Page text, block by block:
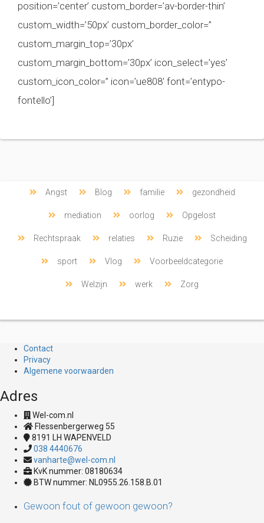
position=’center’ custom_border=’av-border-thin’
custom_width=’50px’ custom_border_color=”
custom_margin_top=’30px’
custom_margin_bottom=’30px’ icon_select=’yes’
custom_icon_color=” icon=’ue808′ font=’entypo-
fontello’]
Angst Blog familie gezondheid
mediation oorlog Opgelost
Rechtspraak relaties Ruzie Scheiding
sport Vlog Voorbeeldcategorie
Welzijn werk Zorg
Contact
Privacy
Algemene voorwaarden
Adres
Wel-com.nl
Flessenbergerweg 55
8191 LH WAPENVELD
038 4440676
vanharte@wel-com.nl
KvK nummer: 08180634
BTW nummer: NL0955.26.158.B.01
Gewoon fout of gewoon gewoon?